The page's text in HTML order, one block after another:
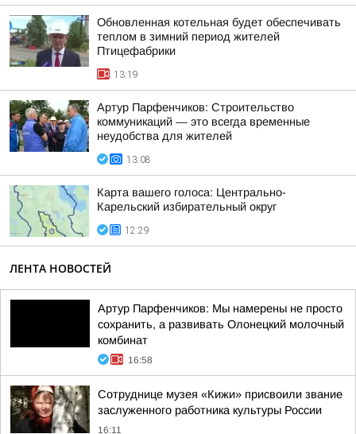
Обновленная котельная будет обеспечивать
теплом в зимний период жителей
Птицефабрики
13:19
Артур Парфенчиков: Строительство
коммуникаций — это всегда временные
неудобства для жителей
13:08
Карта вашего голоса: Центрально-
Карельский избирательный округ
12:29
ЛЕНТА НОВОСТЕЙ
Артур Парфенчиков: Мы намерены не просто
сохранить, а развивать Олонецкий молочный
комбинат
16:58
Сотруднице музея «Кижи» присвоили звание
заслуженного работника культуры России
16:11